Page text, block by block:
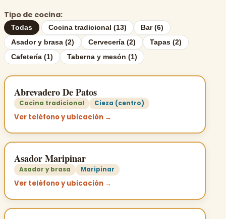
Tipo de cocina:
Todas Cocina tradicional (13)
Bar (6)
Asador y brasa (2)
Cervecería (2)
Tapas (2)
Cafetería (1)
Taberna y mesón (1)
Abrevadero De Patos
Cocina tradicional Cieza (centro)
Ver teléfono y ubicación →
Asador Maripinar
Asador y brasa Maripinar
Ver teléfono y ubicación →